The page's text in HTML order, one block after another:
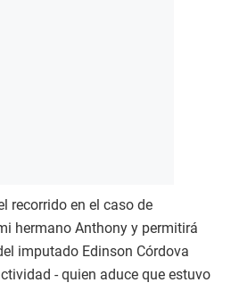
recorrido en el caso de
hermano Anthony y permitirá
imputado Edinson Córdova
- quien aduce que estuvo